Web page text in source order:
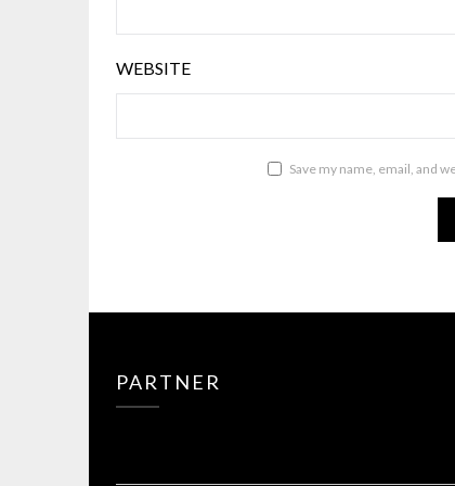
WEBSITE
Save my name, email, and
PARTNER